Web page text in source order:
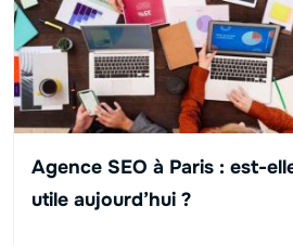
Agence SEO à Paris : est-
utile aujourd’hui ?